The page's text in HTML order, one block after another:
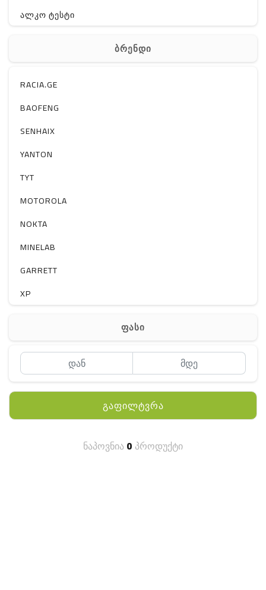
ალკო ტესტი
ელ. მოწყობილობები
მაგნიტი
სხვა
ბრენდი
RACIA.GE
BAOFENG
SENHAIX
YANTON
TYT
MOTOROLA
NOKTA
MINELAB
GARRETT
XP
QYT
ფასი
გაფილტვრა
ნაპოვნია0 პროდუქტი